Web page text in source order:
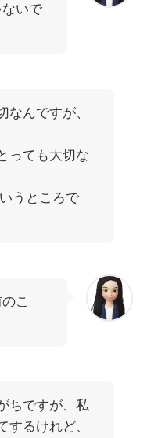
いで
なんですが、
っても大切な
うところで
こ
ちですが、私
するけれど、